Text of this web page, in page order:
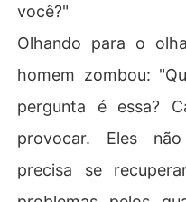
você?"
Olhando para o
homem zombou:
pergunta é essa?
provocar. Eles
precisa se